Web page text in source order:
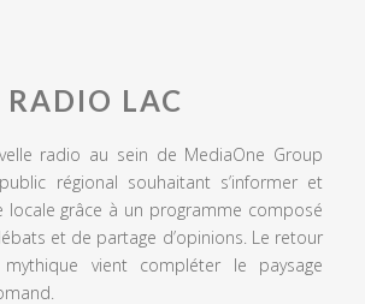
RADIO LAC
radio au sein de MediaOne Group
régional souhaitant s’informer et
locale grâce à un programme composé
et de partage d’opinions. Le retour
vient compléter le paysage